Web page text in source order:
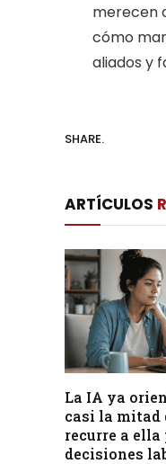
merecen
cómo
aliados y
SHARE.
ARTÍCULOS
La IA ya
casi la mitad
recurre a
decisiones